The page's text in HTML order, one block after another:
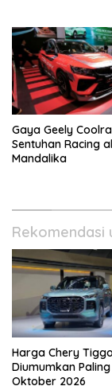
Gaya Geely
Sentuhan Racing
Mandalika
Rekomendasi
Harga Chery
Diumumkan
Oktober 2026